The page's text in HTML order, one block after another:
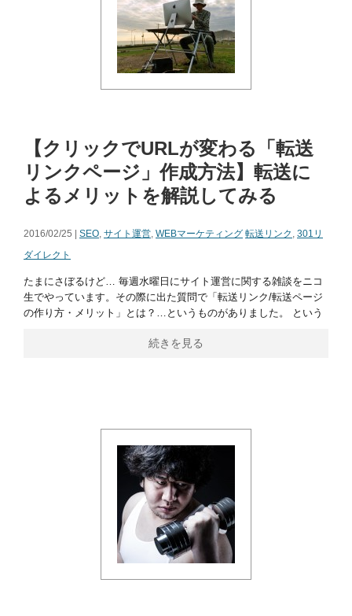
【クリックでURLが変わる「転送
リンクページ」作成方法】転送に
よるメリットを解説してみる
2016/02/25 | SEO, サイト運営, WEBマーケティング 転送リンク , 301リ
ダイレクト
たまにさぼるけど… 毎週水曜日にサイト運営に関する雑談をニコ
生でやっています。その際に出た質問で「転送リンク/転送ページ
の作り方・メリット」とは？…というものがありました。 という
続きを見る